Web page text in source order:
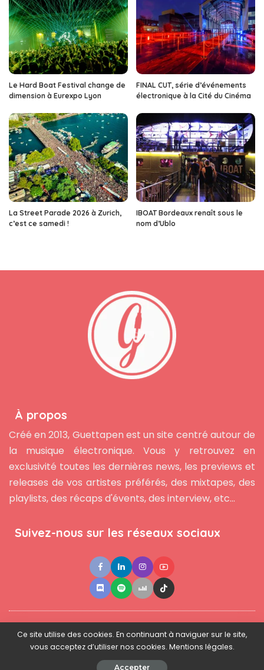
Le Hard Boat Festival change de
dimension à Eurexpo Lyon
FINAL CUT, série d’événements
électronique à la Cité du Cinéma
La Street Parade 2026 à Zurich,
c’est ce samedi !
IBOAT Bordeaux renaît sous le
nom d’Ublo
À propos
Créé en 2013, Guettapen est un site centré autour de
la musique électronique. Vous y retrouvez en
exclusivité toutes les dernières news, les previews et
releases de vos artistes préférés, des mixtapes, des
playlists, des récaps d'évents, des interview, etc...
Suivez-nous sur les réseaux sociaux
Contact ●Newsletter ● L'équipe ● Mentions légales
© 2025 - www.guettapen.com - Tous droits réservés.
Ce site utilise des cookies. En continuant à naviguer sur le site,
vous acceptez d’utiliser nos cookies. Mentions légales.
Accepter